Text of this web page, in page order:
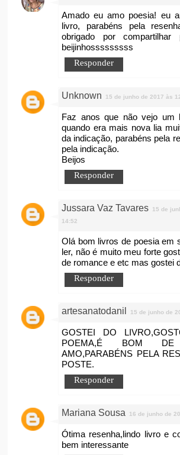
Amado eu amo poesia! eu
livro, parabéns pela
obrigado por compartilhar
beijinhosssssssss
Responder
Unknown 15 de junho de 2017 às
Faz anos que não vejo um
quando era mais nova lia
da indicação, parabéns pela
pela indicação.
Beijos
Responder
Jussara Vaz Tavares
15 de
14:52
Olá bom livros de poesia em
ler, não é muito meu forte
de romance e etc mas gostei
Responder
artesanatodanil 15 de junho de
GOSTEI DO
POEMA,É BOM
AMO,PARABÉNS PELA
POSTE.
Responder
Mariana Sousa 16 de junho de
Ótima resenha,lindo livro e
bem interessante